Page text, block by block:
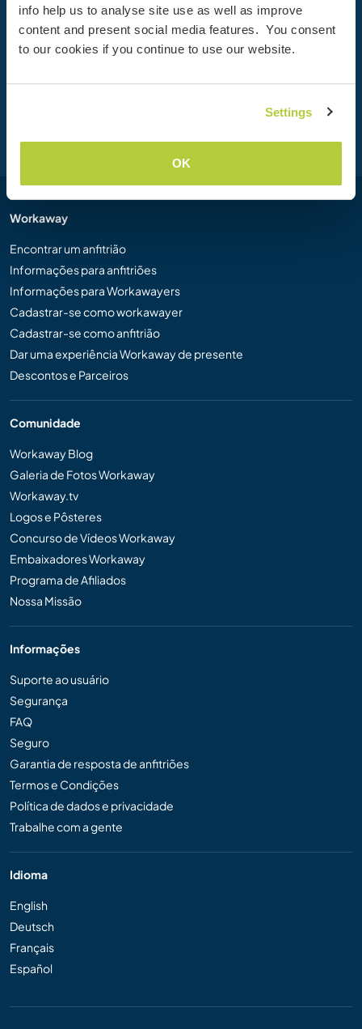
info help us to analyse site use as well as improve
content and present social media features. You consent
to our cookies if you continue to use our website.
Settings
OK
Junte-se à comunidade Workaway hoje mesmo para
descobrir experiências de viagem únicas com mais de
50.000 oportunidades por todo o mundo.
Workaway
Encontrar um anfitrião
Informações para anfitriões
Informações para Workawayers
Cadastrar-se como workawayer
Cadastrar-se como anfitrião
Dar uma experiência Workaway de presente
Descontos e Parceiros
Comunidade
Workaway Blog
Galeria de Fotos Workaway
Workaway.tv
Logos e Pôsteres
Concurso de Vídeos Workaway
Embaixadores Workaway
Programa de Afiliados
Nossa Missão
Informações
Suporte ao usuário
Segurança
FAQ
Seguro
Garantia de resposta de anfitriões
Termos e Condições
Política de dados e privacidade
Trabalhe com a gente
Idioma
English
Deutsch
Français
Español